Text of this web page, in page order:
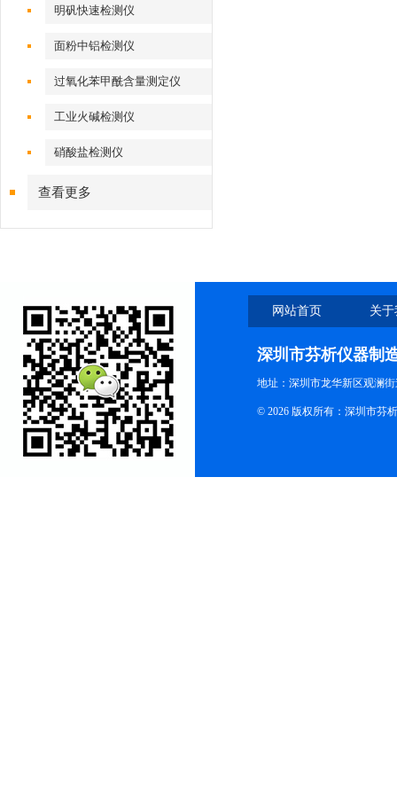
明矾快速检测仪
面粉中铝检测仪
过氧化苯甲酰含量测定仪
工业火碱检测仪
硝酸盐检测仪
查看更多
网站首页 关
深圳市芬析仪器制
地址：深圳市龙华新区观澜
© 2026 版权所有：深圳市芬